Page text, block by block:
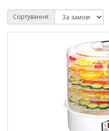
Сортування: